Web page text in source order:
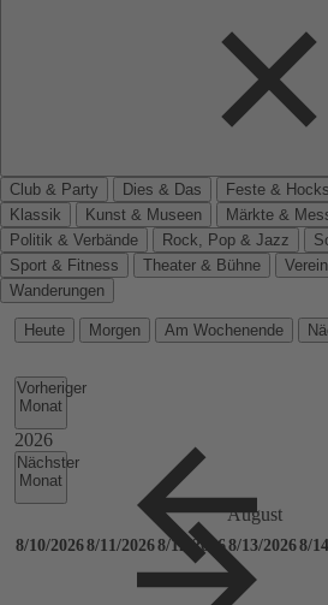
Club & Party Dies & Das Feste & Hocks
Klassik
Kunst & Museen Märkte &
Politik & Verbände
Rock, Pop & Jazz
Sport & Fitness
Theater & Bühne
Wanderungen
Heute Morgen Am Wochenende
Vorheriger
Monat
Nächster
Monat